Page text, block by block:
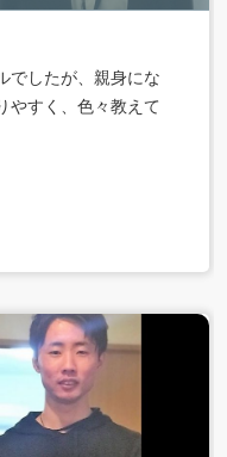
でしたが、親身にな
やすく、色々教えて